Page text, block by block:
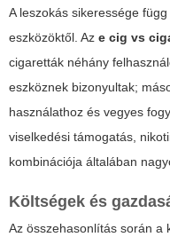
A leszokás sikeressége
eszközöktől. Az e cig vs
cigaretták néhány
eszköznek bizonyultak;
használathoz és vegyes
viselkedési támogatás,
kombinációja általában
Költségek és
Az összehasonlítás során a